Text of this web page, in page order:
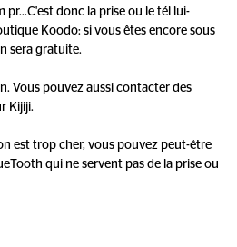
pr...C'est donc la prise ou le tél lui-
Koodo: si vous êtes encore sous
sera gratuite.
Vous pouvez aussi contacter des
Kijiji.
est trop cher, vous pouvez peut-être
qui ne servent pas de la prise ou